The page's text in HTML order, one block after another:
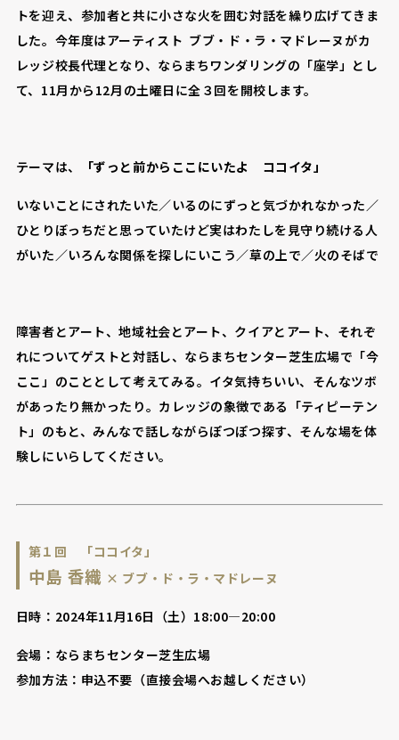
トを迎え、参加者と共に小さな火を囲む対話を繰り広げてきま
した。今年度はアーティスト ブブ・ド・ラ・マドレーヌがカ
レッジ校長代理となり、ならまちワンダリングの「座学」とし
て、11月から12月の土曜日に全３回を開校します。
テーマは、 「ずっと前からここにいたよ ココイタ」
いないことにされたいた／いるのにずっと気づかれなかった／
ひとりぼっちだと思っていたけど実はわたしを見守り続ける人
がいた／いろんな関係を探しにいこう／草の上で／火のそばで
障害者とアート、地域社会とアート、クイアとアート、それぞ
れについてゲストと対話し、ならまちセンター芝生広場で「今
ここ」のこととして考えてみる。イタ気持ちいい、そんなツボ
があったり無かったり。カレッジの象徴である「ティピーテン
ト」のもと、みんなで話しながらぽつぽつ探す、そんな場を体
験しにいらしてください。
第１回 「ココイタ」
中島 香織 × ブブ・ド・ラ・マドレーヌ
日時：2024年11月16日（土）18:00―20:00
会場：ならまちセンター芝生広場
参加方法：申込不要（直接会場へお越しください）